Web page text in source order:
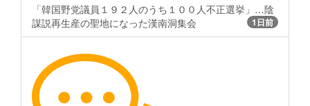
「韓国野党議員１９２人のうち１００人不正選挙」…陰
謀説再生産の聖地になった漢南洞集会
1日前